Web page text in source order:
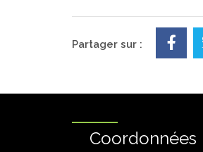
Partager sur :
Coordonnées